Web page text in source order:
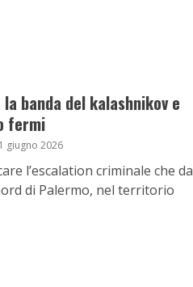
banda del kalashnikov e
fermi
giugno 2026
l’escalation criminale che da
di Palermo, nel territorio